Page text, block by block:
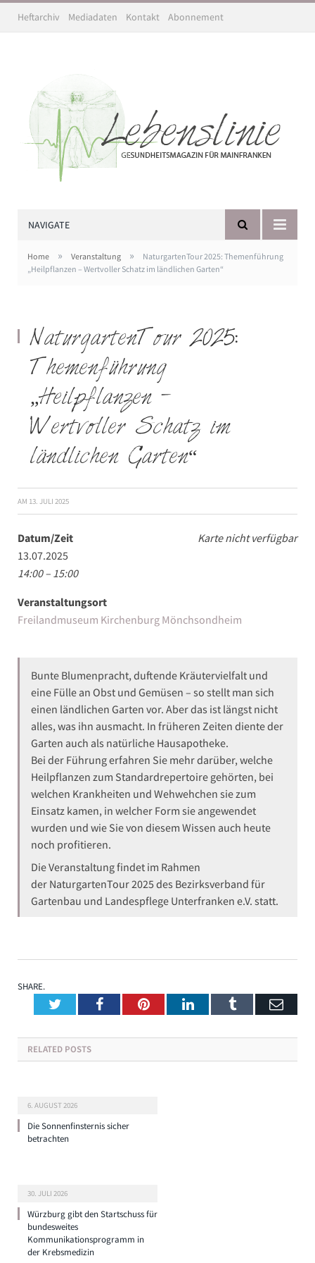
Heftarchiv Mediadaten Kontakt Abonnement
NAVIGATE
Home » Veranstaltung »
NaturgartenTour 2025: Themenführung
„Heilpflanzen – Wertvoller Schatz im ländlichen Garten“
NaturgartenTour 2025:
Themenführung
„Heilpflanzen –
Wertvoller Schatz im
ländlichen Garten“
AM 13. JULI 2025
Karte nicht verfügbar
Datum/Zeit
13.07.2025
14:00 – 15:00
Veranstaltungsort
Freilandmuseum Kirchenburg Mönchsondheim
Bunte Blumenpracht, duftende Kräutervielfalt und
eine Fülle an Obst und Gemüsen – so stellt man sich
einen ländlichen Garten vor. Aber das ist längst nicht
alles, was ihn ausmacht. In früheren Zeiten diente der
Garten auch als natürliche Hausapotheke.
Bei der Führung erfahren Sie mehr darüber, welche
Heilpflanzen zum Standardrepertoire gehörten, bei
welchen Krankheiten und Wehwehchen sie zum
Einsatz kamen, in welcher Form sie angewendet
wurden und wie Sie von diesem Wissen auch heute
noch profitieren.
Die Veranstaltung findet im Rahmen
der NaturgartenTour 2025 des Bezirksverband für
Gartenbau und Landespflege Unterfranken e.V. statt.
SHARE.
TwitterFacebookPinterestLinkedInTumblr
RELATED POSTS
6. AUGUST 2026
Die Sonnenfinsternis sicher
betrachten
30. JULI 2026
Würzburg gibt den Startschuss für
bundesweites
Kommunikationsprogramm in
der Krebsmedizin